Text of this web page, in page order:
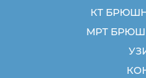
КТ
МРТ